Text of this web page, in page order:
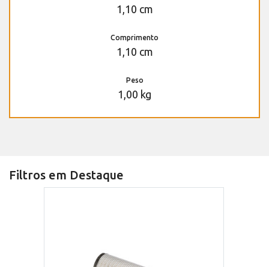
1,10 cm
Comprimento
1,10 cm
Peso
1,00 kg
Filtros em Destaque